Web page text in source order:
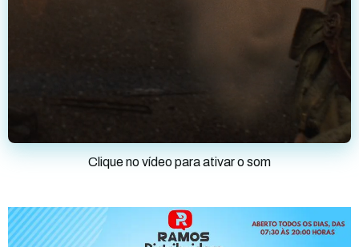
Clique no vídeo para ativar o som